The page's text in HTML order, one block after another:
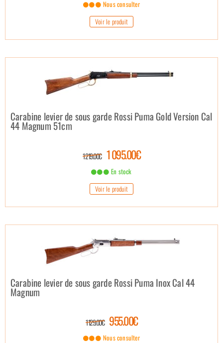
Nous consulter
Voir le produit
Carabine levier de sous garde Rossi Puma Gold Version Cal
44 Magnum 51cm
1 219.00€ 1 095.00€
En stock
Voir le produit
Carabine levier de sous garde Rossi Puma Inox Cal 44
Magnum
1 129.00€ 955.00€
Nous consulter